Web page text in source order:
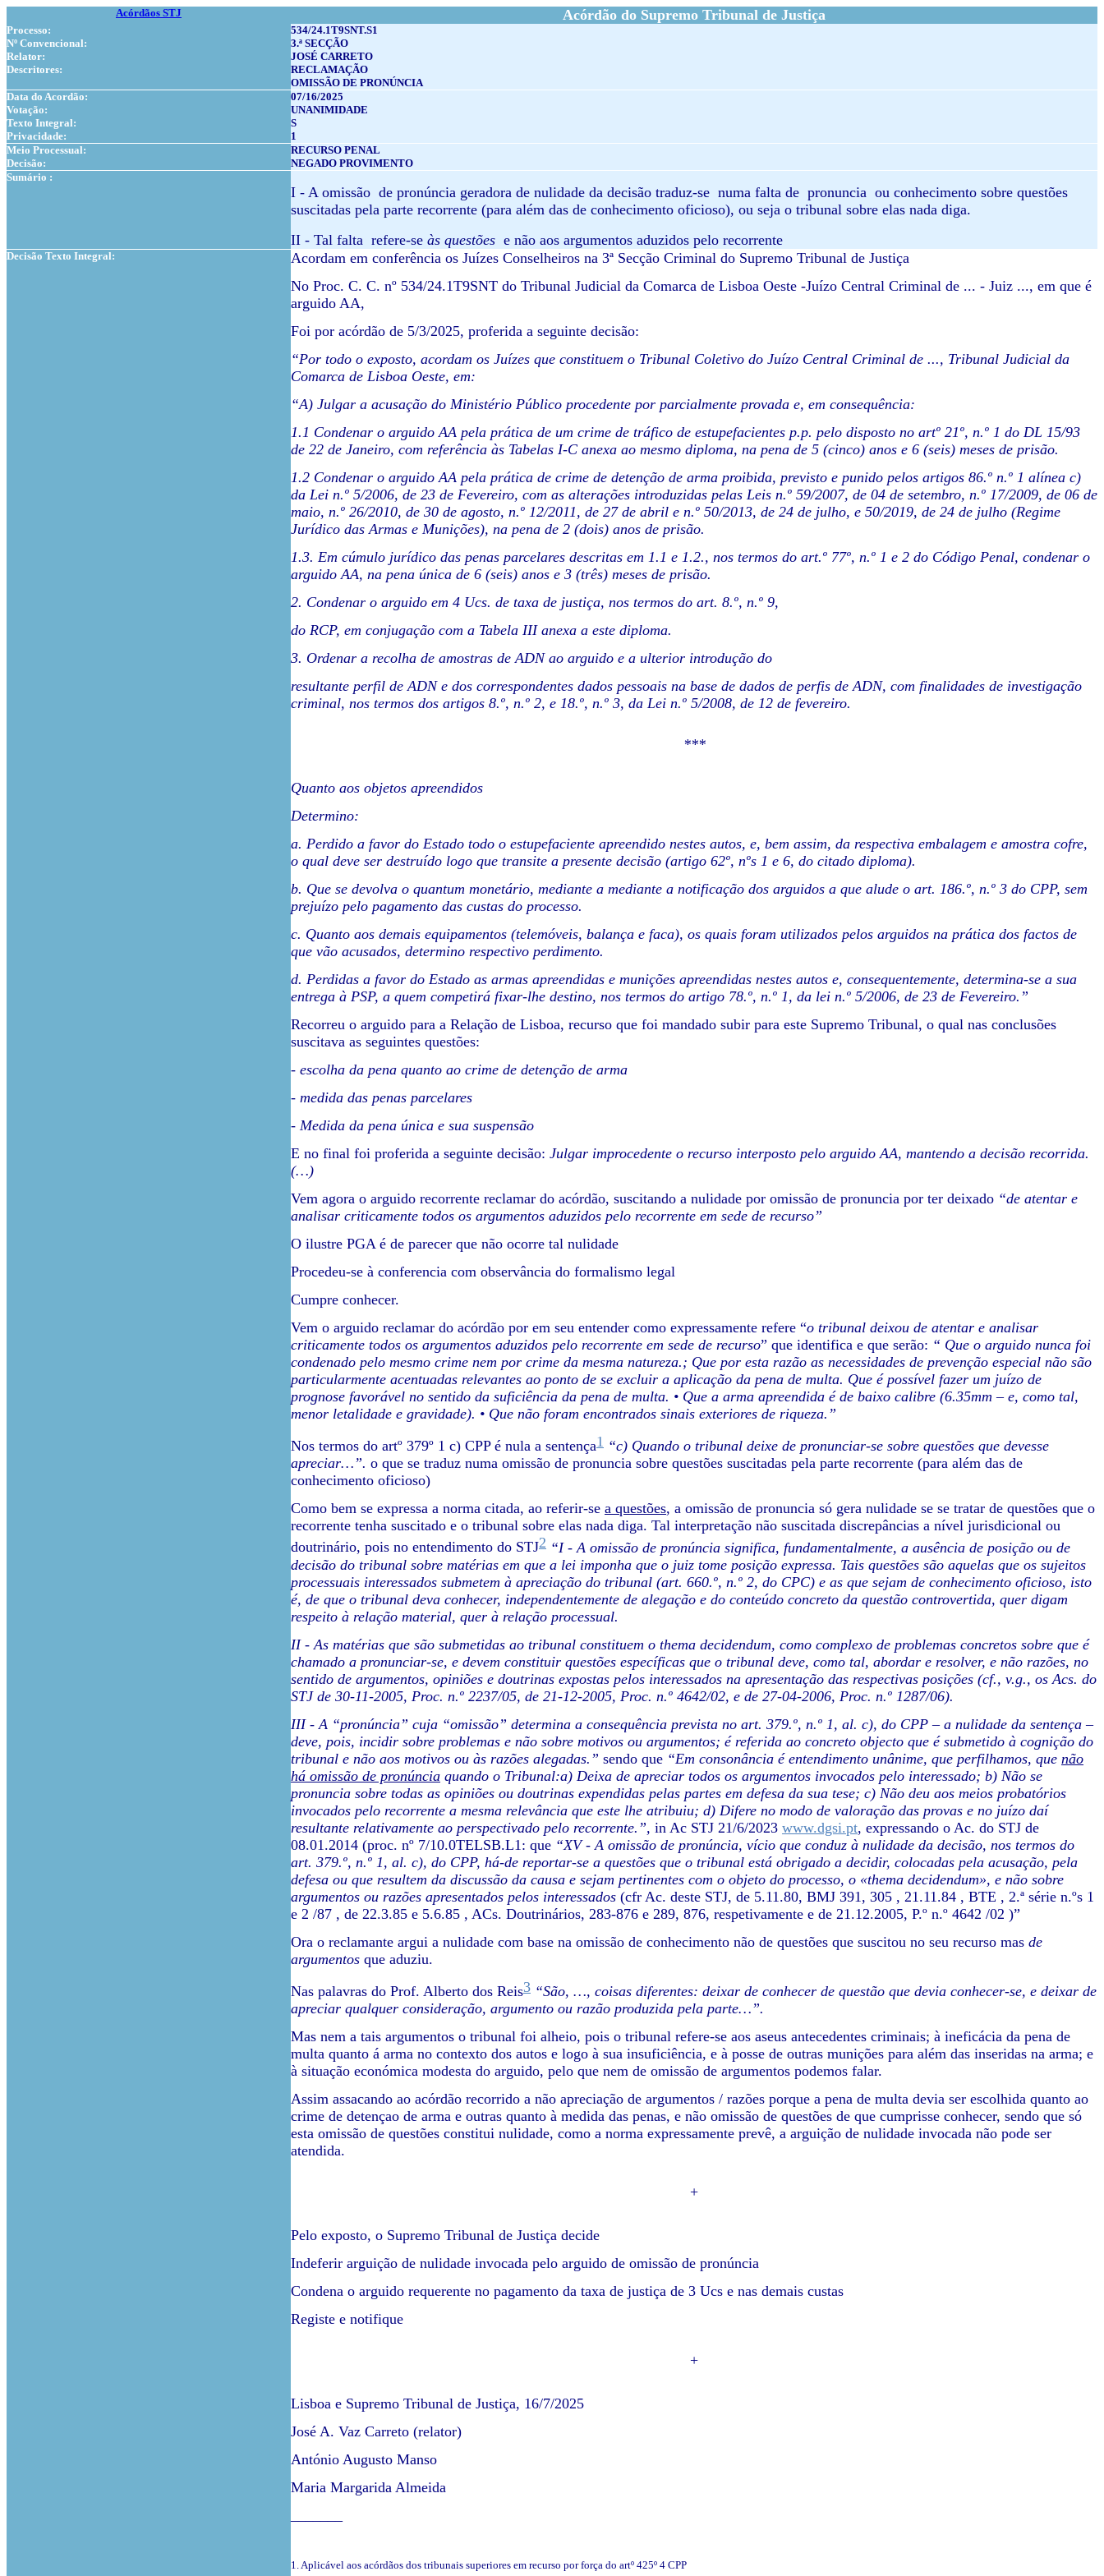
Acórdãos STJ Acórdão do Supremo Tribunal de Justiça
Processo:
534/24.1T9SNT.S1
Nº Convencional:
3.ª SECÇÃO
Relator:
JOSÉ CARRETO
Descritores:
RECLAMAÇÃO
OMISSÃO DE PRONÚNCIA
Data do Acordão:
07/16/2025
Votação:
UNANIMIDADE
Texto Integral:
S
Privacidade:
1
Meio Processual:
RECURSO PENAL
Decisão:
NEGADO PROVIMENTO
Sumário :
I - A omissão de pronúncia geradora de nulidade da decisão traduz-se numa falta de pronuncia ou conhecimento sobre questões
suscitadas pela parte recorrente (para além das de conhecimento oficioso), ou seja o tribunal sobre elas nada diga.
II - Tal falta refere-se às questões e não aos argumentos aduzidos pelo recorrente
Decisão Texto Integral:
Acordam em conferência os Juízes Conselheiros na 3ª Secção Criminal do Supremo Tribunal de Justiça
No Proc. C. C. nº 534/24.1T9SNT do Tribunal Judicial da Comarca de Lisboa Oeste -Juízo Central Criminal de ... - Juiz ..., em que é
arguido AA,
Foi por acórdão de 5/3/2025, proferida a seguinte decisão:
“Por todo o exposto, acordam os Juízes que constituem o Tribunal Coletivo do Juízo Central Criminal de ..., Tribunal Judicial da
Comarca de Lisboa Oeste, em:
“A) Julgar a acusação do Ministério Público procedente por parcialmente provada e, em consequência:
1.1 Condenar o arguido AA pela prática de um crime de tráfico de estupefacientes p.p. pelo disposto no artº 21º, n.º 1 do DL 15/93
de 22 de Janeiro, com referência às Tabelas I-C anexa ao mesmo diploma, na pena de 5 (cinco) anos e 6 (seis) meses de prisão.
1.2 Condenar o arguido AA pela prática de crime de detenção de arma proibida, previsto e punido pelos artigos 86.º n.º 1 alínea c)
da Lei n.º 5/2006, de 23 de Fevereiro, com as alterações introduzidas pelas Leis n.º 59/2007, de 04 de setembro, n.º 17/2009, de 06 de
maio, n.º 26/2010, de 30 de agosto, n.º 12/2011, de 27 de abril e n.º 50/2013, de 24 de julho, e 50/2019, de 24 de julho (Regime
Jurídico das Armas e Munições), na pena de 2 (dois) anos de prisão.
1.3. Em cúmulo jurídico das penas parcelares descritas em 1.1 e 1.2., nos termos do art.º 77º, n.º 1 e 2 do Código Penal, condenar o
arguido AA, na pena única de 6 (seis) anos e 3 (três) meses de prisão.
2. Condenar o arguido em 4 Ucs. de taxa de justiça, nos termos do art. 8.º, n.º 9,
do RCP, em conjugação com a Tabela III anexa a este diploma.
3. Ordenar a recolha de amostras de ADN ao arguido e a ulterior introdução do
resultante perfil de ADN e dos correspondentes dados pessoais na base de dados de perfis de ADN, com finalidades de investigação
criminal, nos termos dos artigos 8.º, n.º 2, e 18.º, n.º 3, da Lei n.º 5/2008, de 12 de fevereiro.
***
Quanto aos objetos apreendidos
Determino:
a. Perdido a favor do Estado todo o estupefaciente apreendido nestes autos, e, bem assim, da respectiva embalagem e amostra cofre,
o qual deve ser destruído logo que transite a presente decisão (artigo 62º, nºs 1 e 6, do citado diploma).
b. Que se devolva o quantum monetário, mediante a mediante a notificação dos arguidos a que alude o art. 186.º, n.º 3 do CPP, sem
prejuízo pelo pagamento das custas do processo.
c. Quanto aos demais equipamentos (telemóveis, balança e faca), os quais foram utilizados pelos arguidos na prática dos factos de
que vão acusados, determino respectivo perdimento.
d. Perdidas a favor do Estado as armas apreendidas e munições apreendidas nestes autos e, consequentemente, determina-se a sua
entrega à PSP, a quem competirá fixar-lhe destino, nos termos do artigo 78.º, n.º 1, da lei n.º 5/2006, de 23 de Fevereiro.”
Recorreu o arguido para a Relação de Lisboa, recurso que foi mandado subir para este Supremo Tribunal, o qual nas conclusões
suscitava as seguintes questões:
- escolha da pena quanto ao crime de detenção de arma
- medida das penas parcelares
- Medida da pena única e sua suspensão
E no final foi proferida a seguinte decisão: Julgar improcedente o recurso interposto pelo arguido AA, mantendo a decisão recorrida.
(…)
Vem agora o arguido recorrente reclamar do acórdão, suscitando a nulidade por omissão de pronuncia por ter deixado “de atentar e
analisar criticamente todos os argumentos aduzidos pelo recorrente em sede de recurso”
O ilustre PGA é de parecer que não ocorre tal nulidade
Procedeu-se à conferencia com observância do formalismo legal
Cumpre conhecer.
Vem o arguido reclamar do acórdão por em seu entender como expressamente refere “o tribunal deixou de atentar e analisar
criticamente todos os argumentos aduzidos pelo recorrente em sede de recurso” que identifica e que serão: “ Que o arguido nunca foi
condenado pelo mesmo crime nem por crime da mesma natureza.; Que por esta razão as necessidades de prevenção especial não são
particularmente acentuadas relevantes ao ponto de se excluir a aplicação da pena de multa. Que é possível fazer um juízo de
prognose favorável no sentido da suficiência da pena de multa. • Que a arma apreendida é de baixo calibre (6.35mm – e, como tal,
menor letalidade e gravidade). • Que não foram encontrados sinais exteriores de riqueza.”
Nos termos do artº 379º 1 c) CPP é nula a sentença1 “c) Quando o tribunal deixe de pronunciar-se sobre questões que devesse
apreciar…”. o que se traduz numa omissão de pronuncia sobre questões suscitadas pela parte recorrente (para além das de
conhecimento oficioso)
Como bem se expressa a norma citada, ao referir-se a questões, a omissão de pronuncia só gera nulidade se se tratar de questões que o
recorrente tenha suscitado e o tribunal sobre elas nada diga. Tal interpretação não suscitada discrepâncias a nível jurisdicional ou
doutrinário, pois no entendimento do STJ2 “I - A omissão de pronúncia significa, fundamentalmente, a ausência de posição ou de
decisão do tribunal sobre matérias em que a lei imponha que o juiz tome posição expressa. Tais questões são aquelas que os sujeitos
processuais interessados submetem à apreciação do tribunal (art. 660.º, n.º 2, do CPC) e as que sejam de conhecimento oficioso, isto
é, de que o tribunal deva conhecer, independentemente de alegação e do conteúdo concreto da questão controvertida, quer digam
respeito à relação material, quer à relação processual.
II - As matérias que são submetidas ao tribunal constituem o thema decidendum, como complexo de problemas concretos sobre que é
chamado a pronunciar-se, e devem constituir questões específicas que o tribunal deve, como tal, abordar e resolver, e não razões, no
sentido de argumentos, opiniões e doutrinas expostas pelos interessados na apresentação das respectivas posições (cf., v.g., os Acs. do
STJ de 30-11-2005, Proc. n.º 2237/05, de 21-12-2005, Proc. n.º 4642/02, e de 27-04-2006, Proc. n.º 1287/06).
III - A “pronúncia” cuja “omissão” determina a consequência prevista no art. 379.º, n.º 1, al. c), do CPP – a nulidade da sentença –
deve, pois, incidir sobre problemas e não sobre motivos ou argumentos; é referida ao concreto objecto que é submetido à cognição do
tribunal e não aos motivos ou às razões alegadas.” sendo que “Em consonância é entendimento unânime, que perfilhamos, que não
há omissão de pronúncia quando o Tribunal:a) Deixa de apreciar todos os argumentos invocados pelo interessado; b) Não se
pronuncia sobre todas as opiniões ou doutrinas expendidas pelas partes em defesa da sua tese; c) Não deu aos meios probatórios
invocados pelo recorrente a mesma relevância que este lhe atribuiu; d) Difere no modo de valoração das provas e no juízo daí
resultante relativamente ao perspectivado pelo recorrente.”, in Ac STJ 21/6/2023 www.dgsi.pt, expressando o Ac. do STJ de
08.01.2014 (proc. nº 7/10.0TELSB.L1: que “XV - A omissão de pronúncia, vício que conduz à nulidade da decisão, nos termos do
art. 379.º, n.º 1, al. c), do CPP, há-de reportar-se a questões que o tribunal está obrigado a decidir, colocadas pela acusação, pela
defesa ou que resultem da discussão da causa e sejam pertinentes com o objeto do processo, o «thema decidendum», e não sobre
argumentos ou razões apresentados pelos interessados (cfr Ac. deste STJ, de 5.11.80, BMJ 391, 305 , 21.11.84 , BTE , 2.ª série n.ºs 1
e 2 /87 , de 22.3.85 e 5.6.85 , ACs. Doutrinários, 283-876 e 289, 876, respetivamente e de 21.12.2005, P.º n.º 4642 /02 )”
Ora o reclamante argui a nulidade com base na omissão de conhecimento não de questões que suscitou no seu recurso mas de
argumentos que aduziu.
Nas palavras do Prof. Alberto dos Reis3 “São, …, coisas diferentes: deixar de conhecer de questão que devia conhecer-se, e deixar de
apreciar qualquer consideração, argumento ou razão produzida pela parte…”.
Mas nem a tais argumentos o tribunal foi alheio, pois o tribunal refere-se aos aseus antecedentes criminais; à ineficácia da pena de
multa quanto á arma no contexto dos autos e logo à sua insuficiência, e à posse de outras munições para além das inseridas na arma; e
à situação económica modesta do arguido, pelo que nem de omissão de argumentos podemos falar.
Assim assacando ao acórdão recorrido a não apreciação de argumentos / razões porque a pena de multa devia ser escolhida quanto ao
crime de detençao de arma e outras quanto à medida das penas, e não omissão de questões de que cumprisse conhecer, sendo que só
esta omissão de questões constitui nulidade, como a norma expressamente prevê, a arguição de nulidade invocada não pode ser
atendida.
+
Pelo exposto, o Supremo Tribunal de Justiça decide
Indeferir arguição de nulidade invocada pelo arguido de omissão de pronúncia
Condena o arguido requerente no pagamento da taxa de justiça de 3 Ucs e nas demais custas
Registe e notifique
+
Lisboa e Supremo Tribunal de Justiça, 16/7/2025
José A. Vaz Carreto (relator)
António Augusto Manso
Maria Margarida Almeida
1. Aplicável aos acórdãos dos tribunais superiores em recurso por força do artº 425º 4 CPP